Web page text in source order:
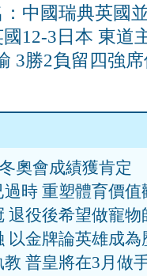
中國瑞典英國
12-3日本 東道
3勝2負留四強
奧會成績獲肯定
時 重塑體育價值
退役後希望做寵物
以金牌論英雄成為
普皇將在3月做